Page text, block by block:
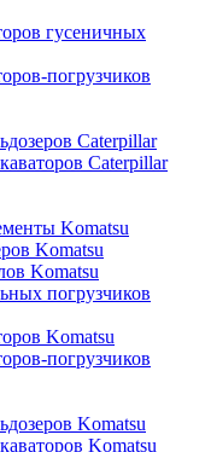
гусеничных
погрузчиков
Caterpillar
Caterpillar
Komatsu
Komatsu
Komatsu
погрузчиков
Komatsu
погрузчиков
Komatsu
Komatsu